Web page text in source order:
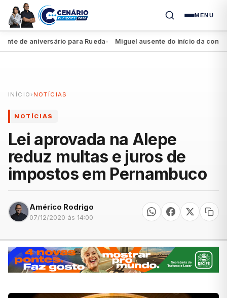
MENU
de aniversário para Rueda● Miguel ausente do início da
INÍCIO › NOTÍCIAS
NOTÍCIAS
Lei aprovada na Alepe
reduz multas e juros de
impostos em Pernambuco
Américo Rodrigo
07/12/2020 às 14:00